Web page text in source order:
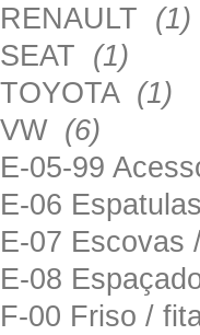
RENAULT (1)
SEAT (1)
TOYOTA (1)
VW (6)
E-05-99
E-06
E-07
E-08
F-00 Friso /